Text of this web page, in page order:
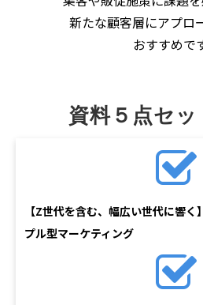
新たな顧客層にアプロ
おすすめで
資料５点セ
【Z世代を含む、幅広い世代に響
プル型マーケティング